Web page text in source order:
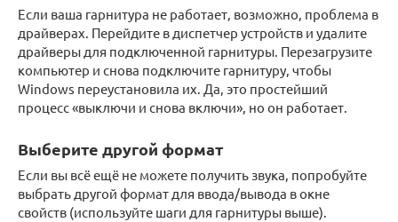
Если ваша гарнитура не работает, возможно, проблема в
драйверах. Перейдите в диспетчер устройств и удалите
драйверы для подключенной гарнитуры. Перезагрузите
компьютер и снова подключите гарнитуру, чтобы
Windows переустановила их. Да, это простейший
процесс «выключи и снова включи», но он работает.
Выберите другой формат
Если вы всё ещё не можете получить звука, попробуйте
выбрать другой формат для ввода/вывода в окне
свойств (используйте шаги для гарнитуры выше).